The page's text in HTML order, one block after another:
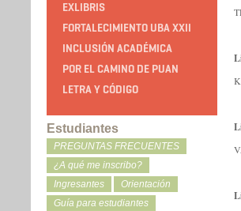
EXLIBRIS
FORTALECIMIENTO UBA XXII
INCLUSIÓN ACADÉMICA
POR EL CAMINO DE PUAN
LETRA Y CÓDIGO
Estudiantes
PREGUNTAS FRECUENTES
¿A qué me inscribo?
Ingresantes
Orientación
Guía para estudiantes